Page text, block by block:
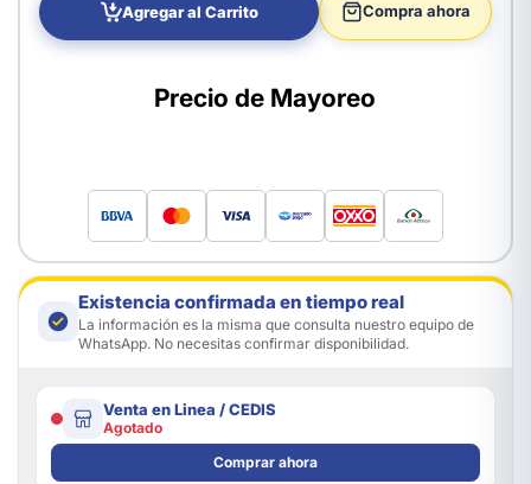
Agregar al Carrito Compra ahora
Precio de Mayoreo
Existencia confirmada en tiempo real
La información es la misma que consulta nuestro equipo de
WhatsApp. No necesitas confirmar disponibilidad.
Venta en Linea / CEDIS
Agotado
Comprar ahora